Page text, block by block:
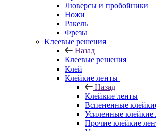
Люверсы и пробойники
Ножи
Ракель
Фрезы
Клеевые решения
Назад
Клеевые решения
Клей
Клейкие ленты
Назад
Клейкие ленты
Вспененные
Усиленные клейкие
Прочие клейкие